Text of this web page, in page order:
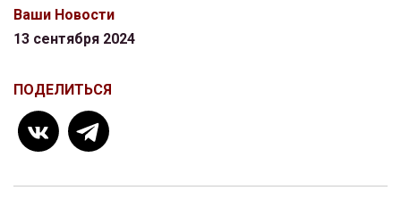
Ваши Новости
13 сентября 2024
ПОДЕЛИТЬСЯ